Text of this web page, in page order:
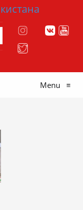
Menu ≡